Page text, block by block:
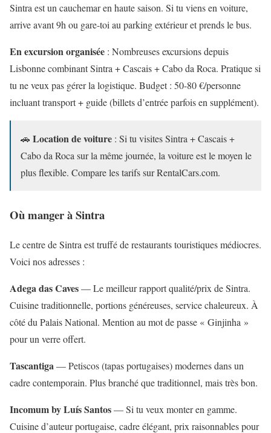
Sintra est un cauchemar en haute saison. Si tu viens en voiture,
arrive avant 9h ou gare-toi au parking extérieur et prends le bus.
En excursion organisée : Nombreuses excursions depuis
Lisbonne combinant Sintra + Cascais + Cabo da Roca. Pratique si
tu ne veux pas gérer la logistique. Budget : 50-80 €/personne
incluant transport + guide (billets d’entrée parfois en supplément).
🚗 Location de voiture : Si tu visites Sintra + Cascais +
Cabo da Roca sur la même journée, la voiture est le moyen le
plus flexible. Compare les tarifs sur RentalCars.com.
Où manger à Sintra
Le centre de Sintra est truffé de restaurants touristiques médiocres.
Voici nos adresses :
Adega das Caves— Le meilleur rapport qualité/prix de Sintra.
Cuisine traditionnelle, portions généreuses, service chaleureux. À
côté du Palais National. Mention au mot de passe « Ginjinha »
pour un verre offert.
Tascantiga— Petiscos (tapas portugaises) modernes dans un
cadre contemporain. Plus branché que traditionnel, mais très bon.
Incomum by Luís Santos— Si tu veux monter en gamme.
Cuisine d’auteur portugaise, cadre élégant, prix raisonnables pour